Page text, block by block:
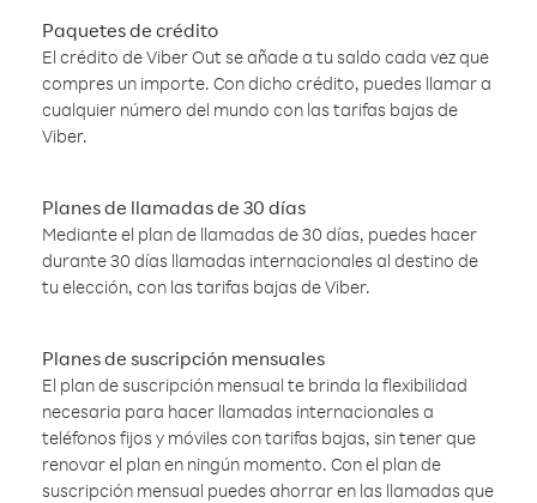
Paquetes de crédito
El crédito de Viber Out se añade a tu saldo cada vez que
compres un importe. Con dicho crédito, puedes llamar a
cualquier número del mundo con las tarifas bajas de
Viber.
Planes de llamadas de 30 días
Mediante el plan de llamadas de 30 días, puedes hacer
durante 30 días llamadas internacionales al destino de
tu elección, con las tarifas bajas de Viber.
Planes de suscripción mensuales
El plan de suscripción mensual te brinda la flexibilidad
necesaria para hacer llamadas internacionales a
teléfonos fijos y móviles con tarifas bajas, sin tener que
renovar el plan en ningún momento. Con el plan de
suscripción mensual puedes ahorrar en las llamadas que